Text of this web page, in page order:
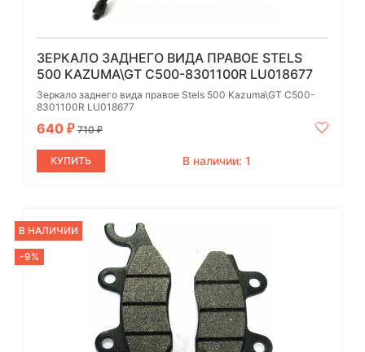
ЗЕРКАЛО ЗАДНЕГО ВИДА ПРАВОЕ STELS
500 KAZUMA\GT C500-8301100R LU018677
Зеркало заднего вида правое Stels 500 Kazuma\GT C500-
8301100R LU018677
640 ₽ 710₽
КУПИТЬ В наличии: 1
В НАЛИЧИИ
-9%